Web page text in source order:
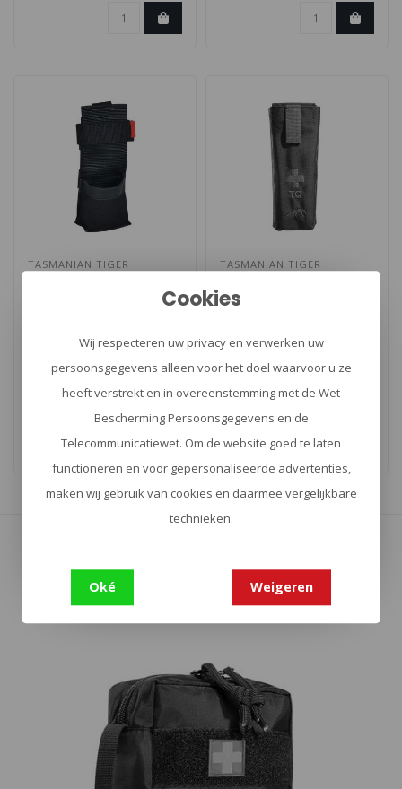
TASMANIAN TIGER
Tasmanian Tiger Tactical
Gear. Voorzien van molle
TASMANIAN TIGER
II
Tasmanian Tiger Tactical
Gear. Gesloten etui met
quic..
Toon1-16van 97
Cookies
Wij respecteren uw privacy en verwerken uw
persoonsgegevens alleen voor het doel waarvoor u ze
heeft verstrekt en in overeenstemming met de Wet
Bescherming Persoonsgegevens en de
Telecommunicatiewet. Om de website goed te laten
functioneren en voor gepersonaliseerde advertenties,
maken wij gebruik van cookies en daarmee vergelijkbare
technieken.
Oké Weigeren